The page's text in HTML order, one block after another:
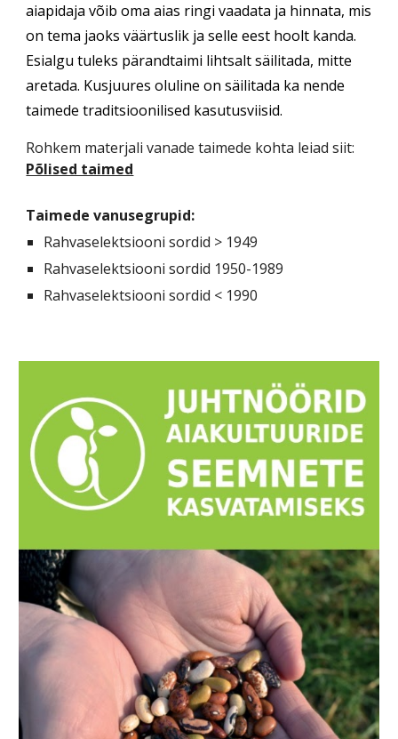
aiapidaja võib oma aias ringi vaadata ja hinnata, mis
on tema jaoks väärtuslik ja selle eest hoolt kanda.
Esialgu tuleks pärandtaimi lihtsalt säilitada, mitte
aretada. Kusjuures oluline on säilitada ka nende
taimede traditsioonilised kasutusviisid.
Rohkem materjali vanade taimede kohta leiad siit:
Põlised taimed
Taimede vanusegrupid:
Rahvaselektsiooni sordid > 1949
Rahvaselektsiooni sordid 1950-1989
Rahvaselektsiooni sordid < 1990